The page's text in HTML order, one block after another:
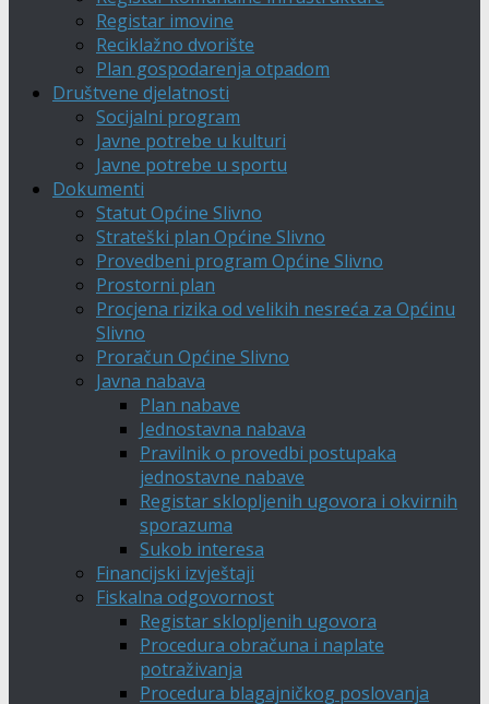
Registar imovine
Reciklažno dvorište
Plan gospodarenja otpadom
Društvene djelatnosti
Socijalni program
Javne potrebe u kulturi
Javne potrebe u sportu
Dokumenti
Statut Općine Slivno
Strateški plan Općine Slivno
Provedbeni program Općine Slivno
Prostorni plan
Procjena rizika od velikih nesreća za Općinu
Slivno
Proračun Općine Slivno
Javna nabava
Plan nabave
Jednostavna nabava
Pravilnik o provedbi postupaka
jednostavne nabave
Registar sklopljenih ugovora i okvirnih
sporazuma
Sukob interesa
Financijski izvještaji
Fiskalna odgovornost
Registar sklopljenih ugovora
Procedura obračuna i naplate
potraživanja
Procedura blagajničkog poslovanja